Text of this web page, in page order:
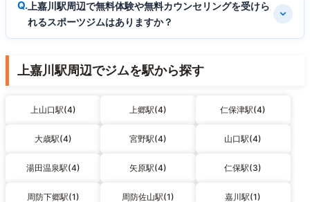
上嘉川駅周辺で無料体験や無料カウンセリングを受けら
れるスポーツジムはありますか？
上嘉川駅周辺でジムを駅から探す
上山口駅(4) 上郷駅(4) 仁保津駅(4)
大歳駅(4) 宮野駅(4) 山口駅(4)
湯田温泉駅(4) 矢原駅(4) 仁保駅(3)
周防下郷駅(1) 周防佐山駅(1) 嘉川駅(1)